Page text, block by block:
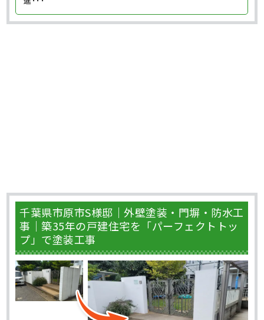
千葉県市原市S様邸｜外壁塗装・門塀・防水工
事｜築35年の戸建住宅を「パーフェクトトッ
プ」で塗装工事